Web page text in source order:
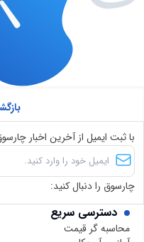
دسترسی سریع
محاسبه گر قیمت
با ثبت ایمیل از آخرین اخبار
چارسوق را دنبال کنید: